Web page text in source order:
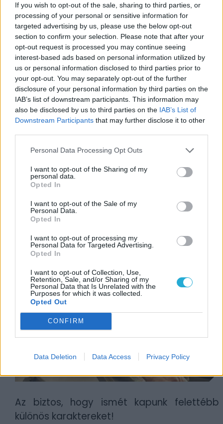
If you wish to opt-out of the sale, sharing to third parties, or
processing of your personal or sensitive information for
targeted advertising by us, please use the below opt-out
section to confirm your selection. Please note that after your
opt-out request is processed you may continue seeing
interest-based ads based on personal information utilized by
us or personal information disclosed to third parties prior to
your opt-out. You may separately opt-out of the further
disclosure of your personal information by third parties on the
IAB’s list of downstream participants. This information may
also be disclosed by us to third parties on the IAB’s List of
Downstream Participants that may further disclose it to other
Personal Data Processing Opt Outs
I want to opt-out of the Sharing of my
personal data.
Opted In
I want to opt-out of the Sale of my
Personal Data.
Opted In
I want to opt-out of processing my
Personal Data for Targeted Advertising.
Opted In
I want to opt-out of Collection, Use,
Retention, Sale, and/or Sharing of my
Personal Data that Is Unrelated with the
Purposes for which it was collected.
Opted Out
CONFIRM
Data Deletion Data Access Privacy Policy
Brian Heder
Brian egy öreg drogfutár a Keys-i
csempészet aranykorából. Brian még
mindig a harmadik feleségével, Lorival
szállítja az árut, de elég régóta van már a
pályán ahhoz, hogy másokra bízza a
Jason ingyen lakjon az egyik ingatlanában,
egész addig, amíg segít a helyi
zsarolásokban, és időnként beugrik egy
italra.
Az biztos, hogy ismét kapunk felettébb
különös karaktereket!